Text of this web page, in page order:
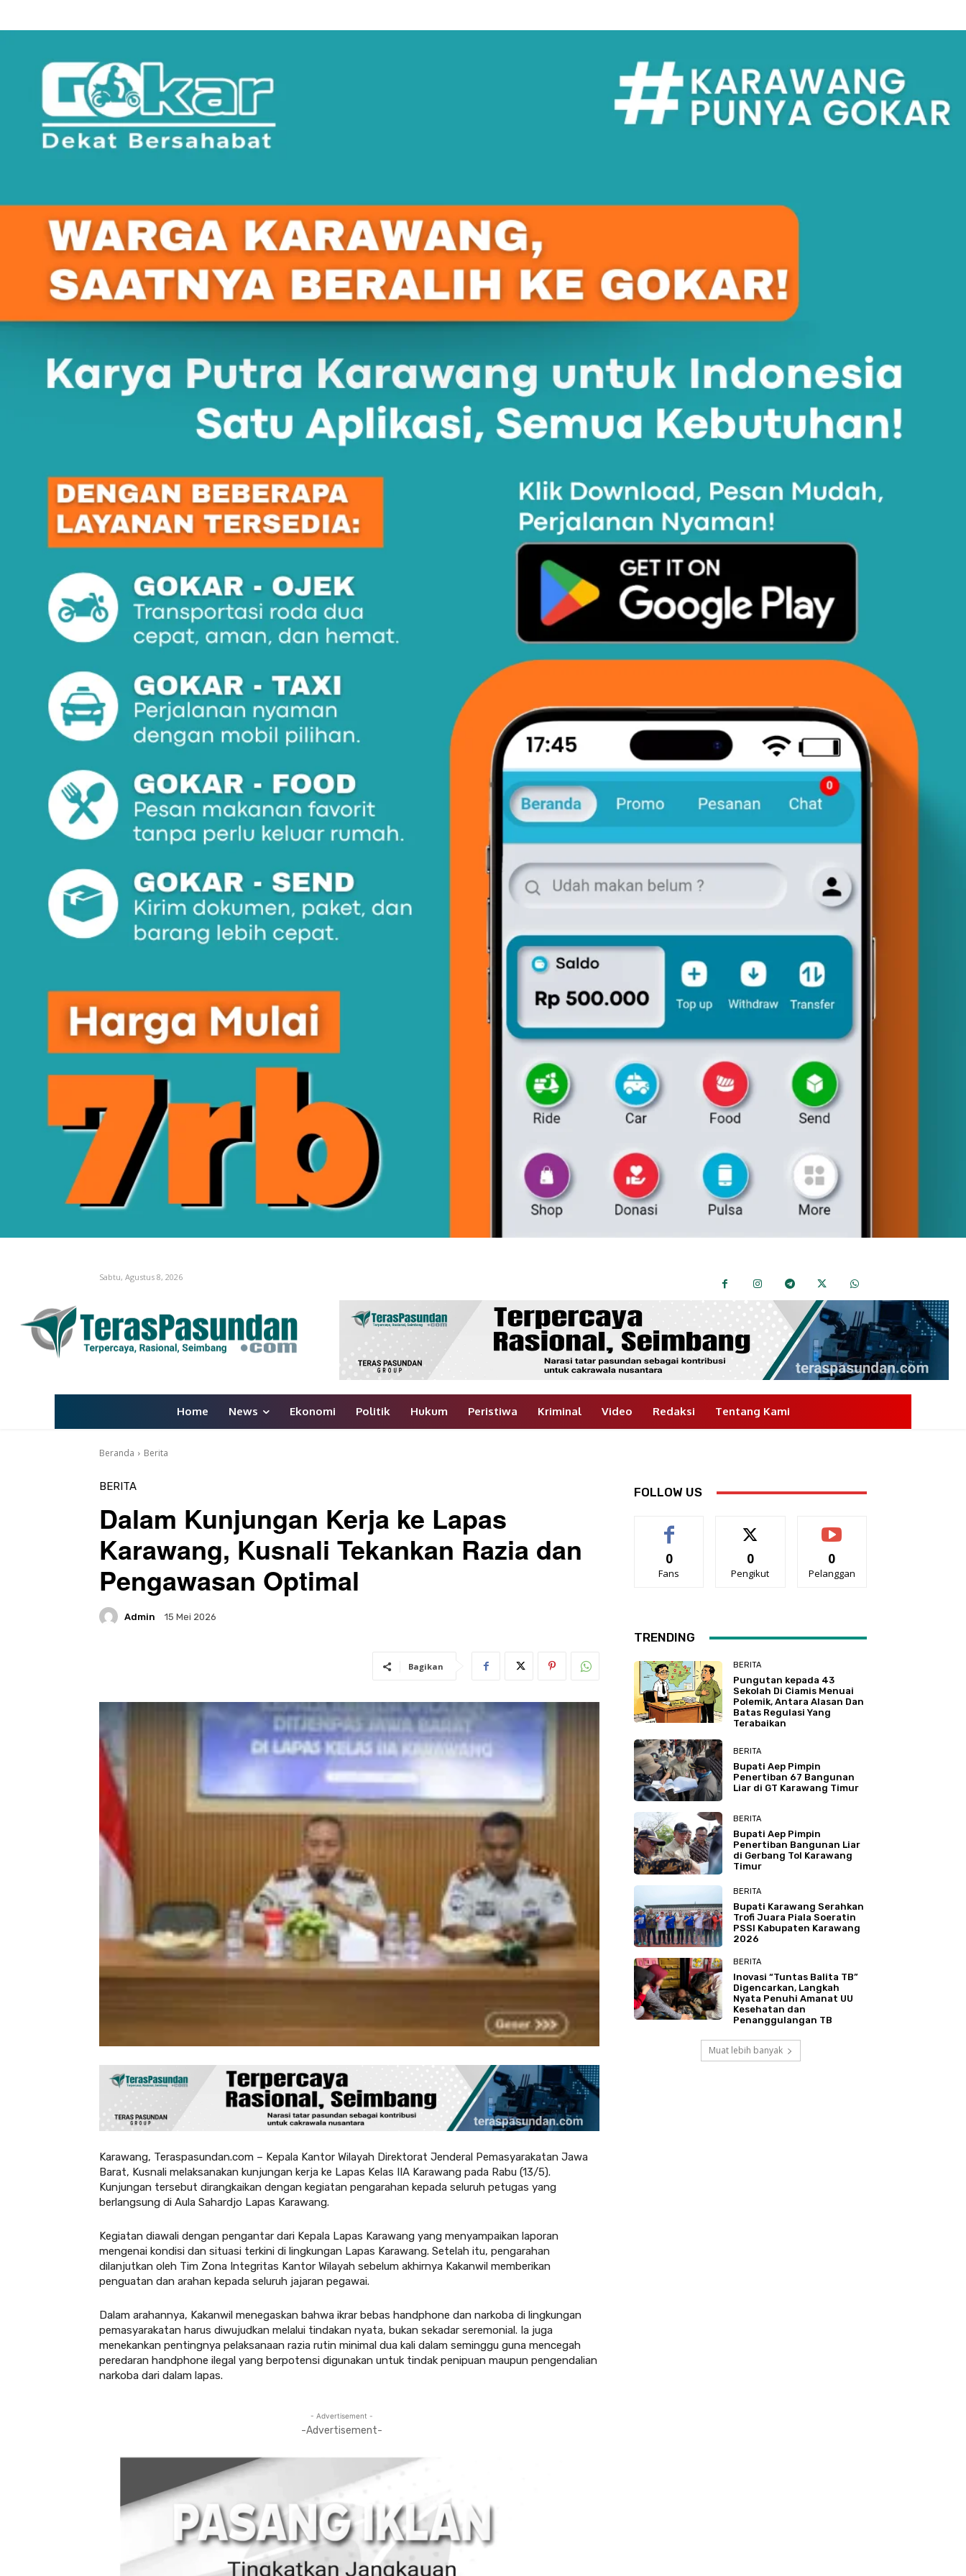
Sabtu, Agustus 8, 2026
Home News Ekonomi Politik Hukum Peristiwa Kriminal Video Redaksi Tentang Kami
Beranda Berita
BERITA
Dalam Kunjungan Kerja ke Lapas
Karawang, Kusnali Tekankan Razia dan
Pengawasan Optimal
Admin 15 Mei 2026
Bagikan
Karawang, Teraspasundan.com – Kepala Kantor Wilayah Direktorat Jenderal Pemasyarakatan Jawa
Barat, Kusnali melaksanakan kunjungan kerja ke Lapas Kelas IIA Karawang pada Rabu (13/5).
Kunjungan tersebut dirangkaikan dengan kegiatan pengarahan kepada seluruh petugas yang
berlangsung di Aula Sahardjo Lapas Karawang.
Kegiatan diawali dengan pengantar dari Kepala Lapas Karawang yang menyampaikan laporan
mengenai kondisi dan situasi terkini di lingkungan Lapas Karawang. Setelah itu, pengarahan
dilanjutkan oleh Tim Zona Integritas Kantor Wilayah sebelum akhirnya Kakanwil memberikan
penguatan dan arahan kepada seluruh jajaran pegawai.
Dalam arahannya, Kakanwil menegaskan bahwa ikrar bebas handphone dan narkoba di lingkungan
pemasyarakatan harus diwujudkan melalui tindakan nyata, bukan sekadar seremonial. Ia juga
menekankan pentingnya pelaksanaan razia rutin minimal dua kali dalam seminggu guna mencegah
peredaran handphone ilegal yang berpotensi digunakan untuk tindak penipuan maupun pengendalian
narkoba dari dalam lapas.
- Advertisement -
-Advertisement-
FOLLOW US
0
Fans
0
Pengikut
0
Pelanggan
TRENDING
BERITA
Pungutan kepada 43
Sekolah Di Ciamis Menuai
Polemik, Antara Alasan Dan
Batas Regulasi Yang
Terabaikan
BERITA
Bupati Aep Pimpin
Penertiban 67 Bangunan
Liar di GT Karawang Timur
BERITA
Bupati Aep Pimpin
Penertiban Bangunan Liar
di Gerbang Tol Karawang
Timur
BERITA
Bupati Karawang Serahkan
Trofi Juara Piala Soeratin
PSSI Kabupaten Karawang
2026
BERITA
Inovasi “Tuntas Balita TB”
Digencarkan, Langkah
Nyata Penuhi Amanat UU
Kesehatan dan
Penanggulangan TB
Muat lebih banyak